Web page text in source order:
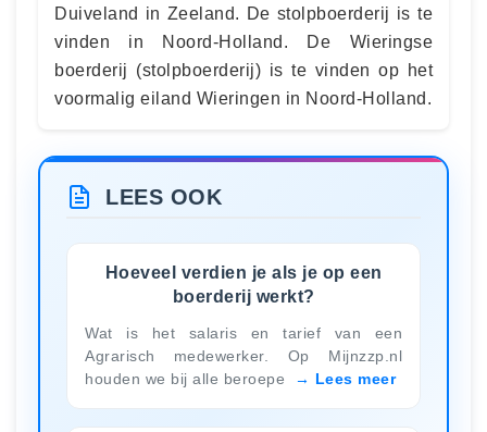
Duiveland in Zeeland. De stolpboerderij is te
vinden in Noord-Holland. De Wieringse
boerderij (stolpboerderij) is te vinden op het
voormalig eiland Wieringen in Noord-Holland.
LEES OOK
Hoeveel verdien je als je op een
boerderij werkt?
Wat is het salaris en tarief van een
Agrarisch medewerker. Op Mijnzzp.nl
houden we bij alle beroepe
Lees meer